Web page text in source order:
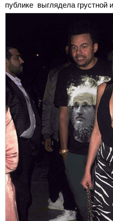
публике выглядела грустной